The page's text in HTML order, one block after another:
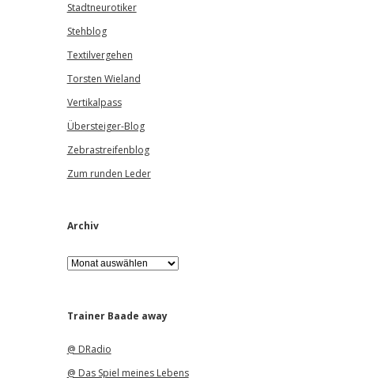
Stadtneurotiker
Stehblog
Textilvergehen
Torsten Wieland
Vertikalpass
Übersteiger-Blog
Zebrastreifenblog
Zum runden Leder
Archiv
A
r
iTrainer Baade away
@ DRadio
@ Das Spiel meines Lebens